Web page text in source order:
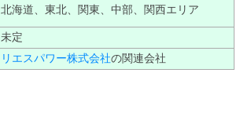
北海道、東北、関東、中部、関西エリア
未定
リエスパワー株式会社の関連会社